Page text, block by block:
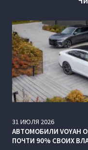
31 ИЮЛЯ 2026
АВТОМОБИЛИ
ПОЧТИ 90% СВОИХ